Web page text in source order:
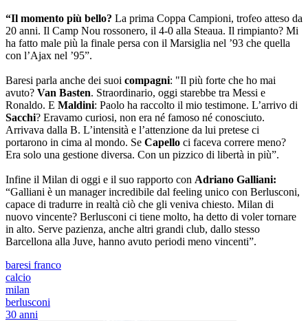
“Il momento più bello? La prima Coppa Campioni, trofeo atteso da
20 anni. Il Camp Nou rossonero, il 4-0 alla Steaua. Il rimpianto? Mi
ha fatto male più la finale persa con il Marsiglia nel ’93 che quella
con l’Ajax nel ’95”.
Baresi parla anche dei suoi compagni: "Il più forte che ho mai
avuto? Van Basten. Straordinario, oggi starebbe tra Messi e
Ronaldo. E Maldini: Paolo ha raccolto il mio testimone. L’arrivo di
Sacchi? Eravamo curiosi, non era né famoso né conosciuto.
Arrivava dalla B. L’intensità e l’attenzione da lui pretese ci
portarono in cima al mondo. Se Capello ci faceva correre meno?
Era solo una gestione diversa. Con un pizzico di libertà in più”.
Infine il Milan di oggi e il suo rapporto con Adriano Galliani:
“Galliani è un manager incredibile dal feeling unico con Berlusconi,
capace di tradurre in realtà ciò che gli veniva chiesto. Milan di
nuovo vincente? Berlusconi ci tiene molto, ha detto di voler tornare
in alto. Serve pazienza, anche altri grandi club, dallo stesso
Barcellona alla Juve, hanno avuto periodi meno vincenti”.
baresi franco
calcio
milan
berlusconi
30 anni